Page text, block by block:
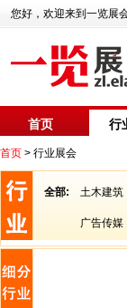
您好，欢迎来到一览展
首页 行
首页 > 行业展会
全部: 土木建筑
广告传媒